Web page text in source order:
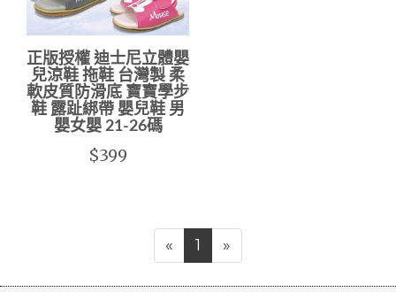
正版授權 迪士尼立體嬰
兒涼鞋 拖鞋 台灣製 柔
軟皮質防滑底 寶寶學步
鞋 露趾綁帶 嬰兒鞋 男
嬰女嬰 21-26碼
$399
« 1 »